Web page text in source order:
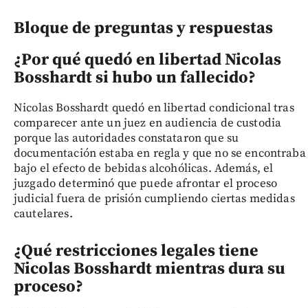
Bloque de preguntas y respuestas
¿Por qué quedó en libertad Nicolas
Bosshardt si hubo un fallecido?
Nicolas Bosshardt quedó en libertad condicional tras
comparecer ante un juez en audiencia de custodia
porque las autoridades constataron que su
documentación estaba en regla y que no se encontraba
bajo el efecto de bebidas alcohólicas. Además, el
juzgado determinó que puede afrontar el proceso
judicial fuera de prisión cumpliendo ciertas medidas
cautelares.
¿Qué restricciones legales tiene
Nicolas Bosshardt mientras dura su
proceso?